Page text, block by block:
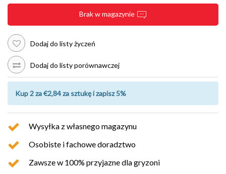
Brak w magazynie
Dodaj do listy życzeń
Dodaj do listy porównawczej
Kup 2 za €2,84 za sztukę i zapisz 5%
Wysyłka z własnego magazynu
Osobiste i fachowe doradztwo
Zawsze w 100% przyjazne dla gryzoni